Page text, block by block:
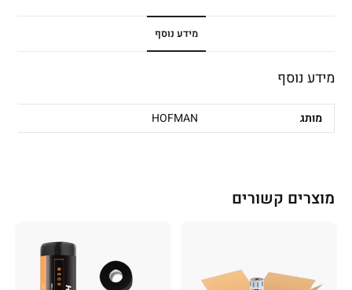
מידע נוסף
מידע נוסף
מותג HOFMAN
מוצרים קשורים